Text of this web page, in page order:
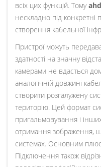
всіх цих функцій. Тому
нескладно під конкретні
створення кабельної
Пристрої можуть
здатності на значну
камерами не вдасться
аналогічній довжині
створити розгалужену
територію. Цей формат
пригальмовування і
отримання зображення,
системах. Основним
Підключення також